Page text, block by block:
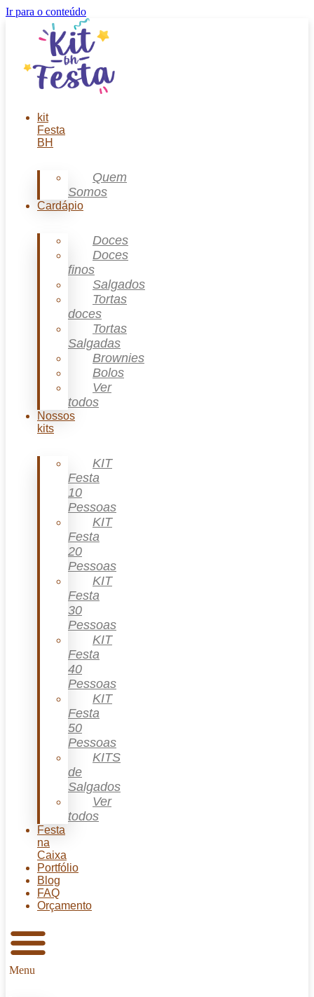
Ir para o conteúdo
kit
Festa
BH
Quem
Somos
Cardápio
Doces
Doces
finos
Salgados
Tortas
doces
Tortas
Salgadas
Brownies
Bolos
Ver
todos
Nossos
kits
KIT
Festa
10
Pessoas
KIT
Festa
20
Pessoas
KIT
Festa
30
Pessoas
KIT
Festa
40
Pessoas
KIT
Festa
50
Pessoas
KITS
de
Salgados
Ver
todos
Festa
na
Caixa
Portfólio
Blog
FAQ
Orçamento
Menu